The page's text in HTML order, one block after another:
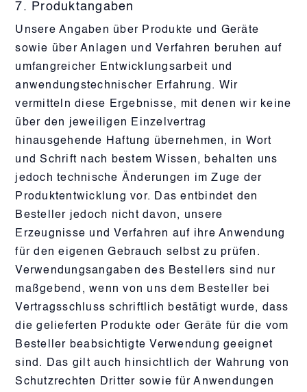
7. Produktangaben
Unsere Angaben über Produkte und Geräte
sowie über Anlagen und Verfahren beruhen auf
umfangreicher Entwicklungsarbeit und
anwendungstechnischer Erfahrung. Wir
vermitteln diese Ergebnisse, mit denen wir keine
über den jeweiligen Einzelvertrag
hinausgehende Haftung übernehmen, in Wort
und Schrift nach bestem Wissen, behalten uns
jedoch technische Änderungen im Zuge der
Produktentwicklung vor. Das entbindet den
Besteller jedoch nicht davon, unsere
Erzeugnisse und Verfahren auf ihre Anwendung
für den eigenen Gebrauch selbst zu prüfen.
Verwendungsangaben des Bestellers sind nur
maßgebend, wenn von uns dem Besteller bei
Vertragsschluss schriftlich bestätigt wurde, dass
die gelieferten Produkte oder Geräte für die vom
Besteller beabsichtigte Verwendung geeignet
sind. Das gilt auch hinsichtlich der Wahrung von
Schutzrechten Dritter sowie für Anwendungen